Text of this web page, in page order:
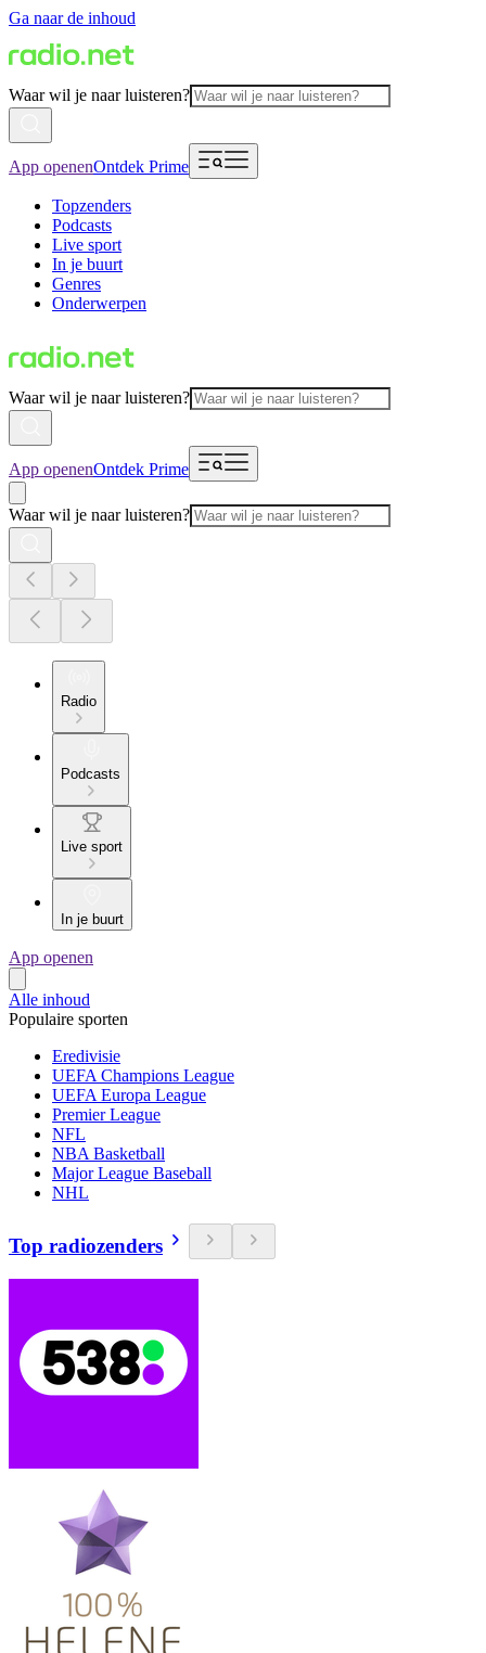
Ga naar de inhoud
Waar wil je naar luisteren?
App openenOntdek Prime
Topzenders
Podcasts
Live sport
In je buurt
Genres
Onderwerpen
Waar wil je naar luisteren?
App openenOntdek Prime
Waar wil je naar luisteren?
Radio
Podcasts
Live sport
In je buurt
App openen
Alle inhoud
Populaire sporten
Eredivisie
UEFA Champions League
UEFA Europa League
Premier League
NFL
NBA Basketball
Major League Baseball
NHL
Top radiozenders